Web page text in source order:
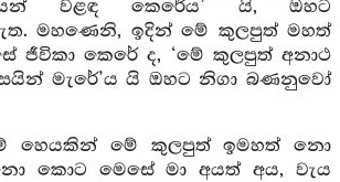
වළඳ කෙරේය’ යි, ඔහට
මහණෙනි, ඉදින් මේ කුලපුත් මහත්
ජීවිකා කෙරේ ද, ‘මේ කුලපුත් අනාථ
මැරේ’ය යි ඔහට නිගා බණනුවෝ
හෙයකින් මේ කුලපුත් ඉමහත් නො
කොට මෙසේ මා අයත් අය, වැය